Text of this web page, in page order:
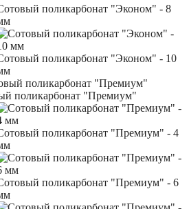
поликарбонат "Эконом" - 8
поликарбонат "Эконом" - 10
поликарбонат "Премиум"
поликарбонат "Премиум" - 4
поликарбонат "Премиум" - 6